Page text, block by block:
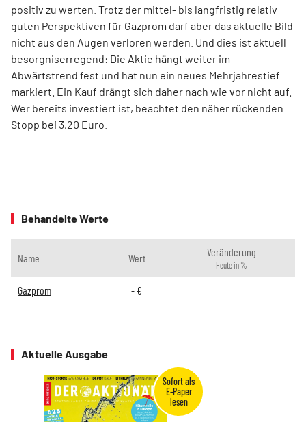
positiv zu werten. Trotz der mittel- bis langfristig relativ
guten Perspektiven für Gazprom darf aber das aktuelle Bild
nicht aus den Augen verloren werden. Und dies ist aktuell
besorgniserregend: Die Aktie hängt weiter im
Abwärtstrend fest und hat nun ein neues Mehrjahrestief
markiert. Ein Kauf drängt sich daher nach wie vor nicht auf.
Wer bereits investiert ist, beachtet den näher rückenden
Stopp bei 3,20 Euro.
Behandelte Werte
Name Wert Veränderung
Heute in %
Gazprom - €
Aktuelle Ausgabe